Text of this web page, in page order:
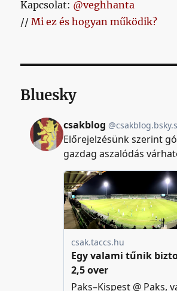
Kapcsolat: @veghhanta
//Mi ez és hogyan működik?
Bluesky